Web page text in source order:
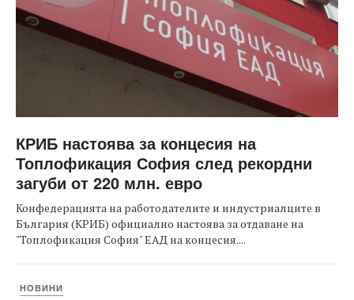
КРИБ настоява за концесия на
Топлофикация София след рекордни
загуби от 220 млн. евро
Конфедерацията на работодателите и индустриалците в
България (КРИБ) официално настоява за отдаване на
"Топлофикация София" ЕАД на концесия....
НОВИНИ